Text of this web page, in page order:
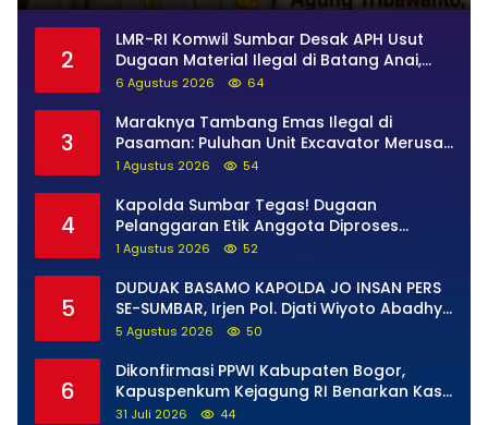
2
LMR-RI Komwil Sumbar Desak APH Usut
Dugaan Material Ilegal di Batang Anai,
Dugaan Keterkaitan PT UHA Diminta
6 Agustus 2026 64
3
Maraknya Tambang Emas Ilegal di
Pasaman: Puluhan Unit Excavator Merusak
Alam, di Kawasan Muaro Sungai Lolo
1 Agustus 2026 54
4
Kapolda Sumbar Tegas! Dugaan
Pelanggaran Etik Anggota Diproses
Tanpa Pandang Bulu, Sidang Etik AKBP F
1 Agustus 2026 52
5
DUDUAK BASAMO KAPOLDA JO INSAN PERS
SE-SUMBAR, Irjen Pol. Djati Wiyoto Abadhy
Tegaskan Tak Ada Ruang bagi Pelanggar
5 Agustus 2026 50
6
Dikonfirmasi PPWI Kabupaten Bogor,
Kapuspenkum Kejagung RI Benarkan Kasi
Pidsus Kejari Kabupaten Bogor Jalani
31 Juli 2026 44